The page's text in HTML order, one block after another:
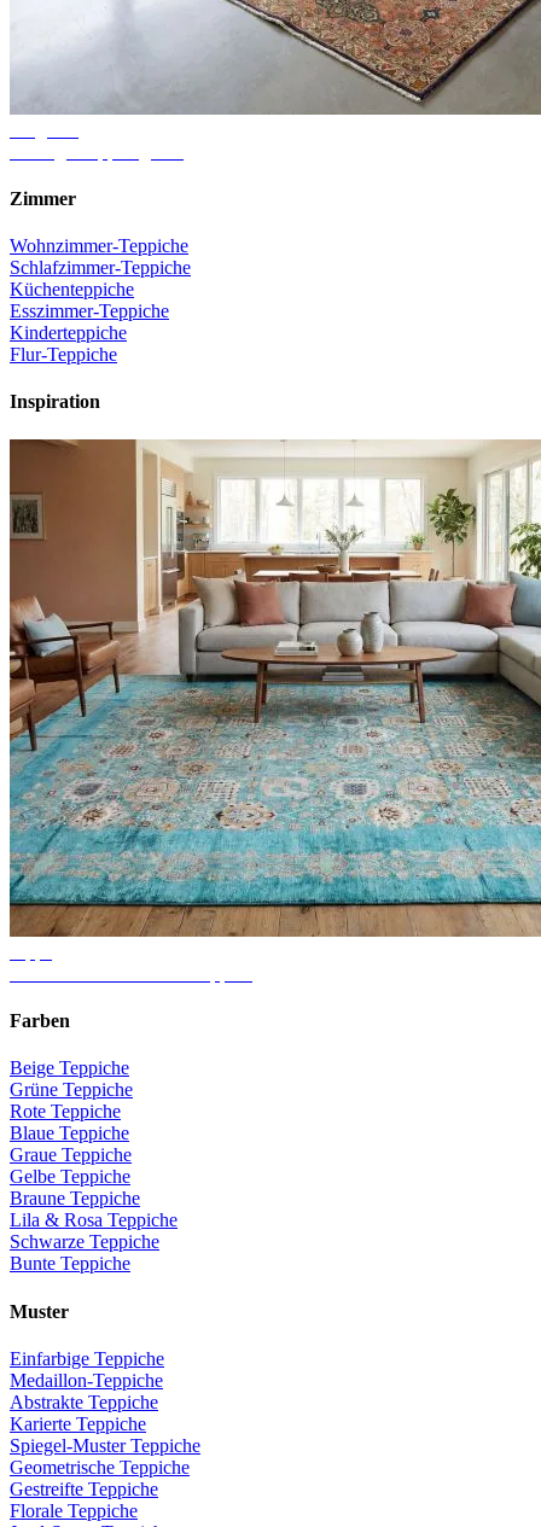
Zimmer
Wohnzimmer-Teppiche
Schlafzimmer-Teppiche
Küchenteppiche
Esszimmer-Teppiche
Kinderteppiche
Flur-Teppiche
Inspiration
Farben
Beige Teppiche
Grüne Teppiche
Rote Teppiche
Blaue Teppiche
Graue Teppiche
Gelbe Teppiche
Braune Teppiche
Lila & Rosa Teppiche
Schwarze Teppiche
Bunte Teppiche
Muster
Einfarbige Teppiche
Medaillon-Teppiche
Abstrakte Teppiche
Karierte Teppiche
Spiegel-Muster Teppiche
Geometrische Teppiche
Gestreifte Teppiche
Florale Teppiche